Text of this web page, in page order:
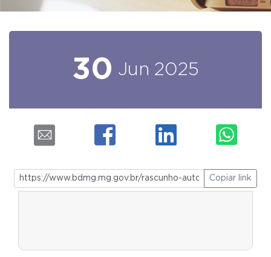
30 Jun 2025
Copiar link